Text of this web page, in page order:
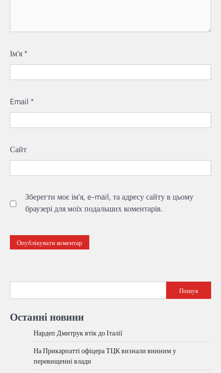
Ім'я *
Email *
Сайт
Зберегти моє ім'я, e-mail, та адресу сайту в цьому
браузері для моїх подальших коментарів.
Пошук
Останні новини
Нардеп Дмитрук втік до Італії
На Прикарпатті офіцера ТЦК визнали винним у
перевищенні влади